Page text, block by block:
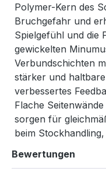
Polymer-Kern des
Bruchgefahr und
Spielgefühl und die
gewickelten
Verbundschichten
stärker und
verbessertes
Flache
sorgen für
beim
Bewertungen